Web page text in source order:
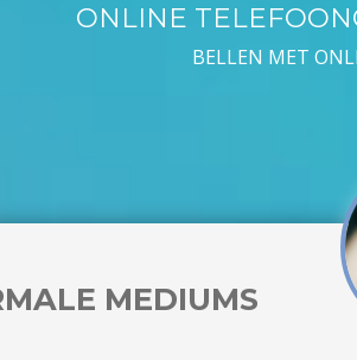
ONLINE
BELLEN MET
MEDIUMS